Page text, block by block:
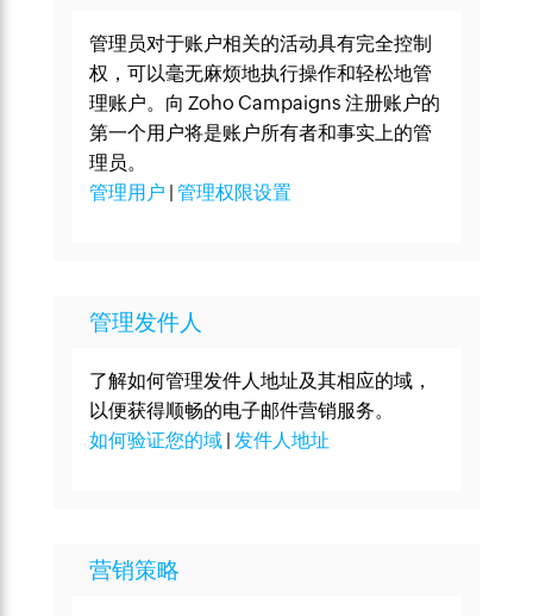
管理员对于账户相关的活动具有完全控制
权，可以毫无麻烦地执行操作和轻松地管
理账户。向 Zoho Campaigns 注册账户的
第一个用户将是账户所有者和事实上的管
理员。
管理用户 | 管理权限设置
管理发件人
了解如何管理发件人地址及其相应的域，
以便获得顺畅的电子邮件营销服务。
如何验证您的域| 发件人地址
营销策略